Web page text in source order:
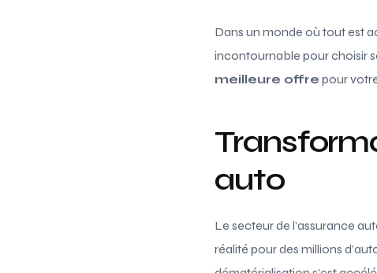
Dans un monde où tout est
incontournable pour choisir
meilleure offre pour
auto
Le secteur de l’assurance
réalité pour des millions